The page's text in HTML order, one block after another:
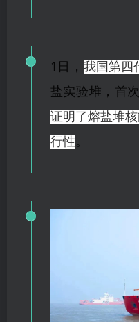
1日， 我国第四
盐实验堆，首
证明了熔盐堆
行性。